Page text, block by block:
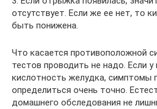
отсутствует. Если же ее нет, то
быть понижена.
Что касается противоположной
тестов проводить не надо. Если
кислотность желудка, симптомы
определиться очень точно.
домашнего обследования не